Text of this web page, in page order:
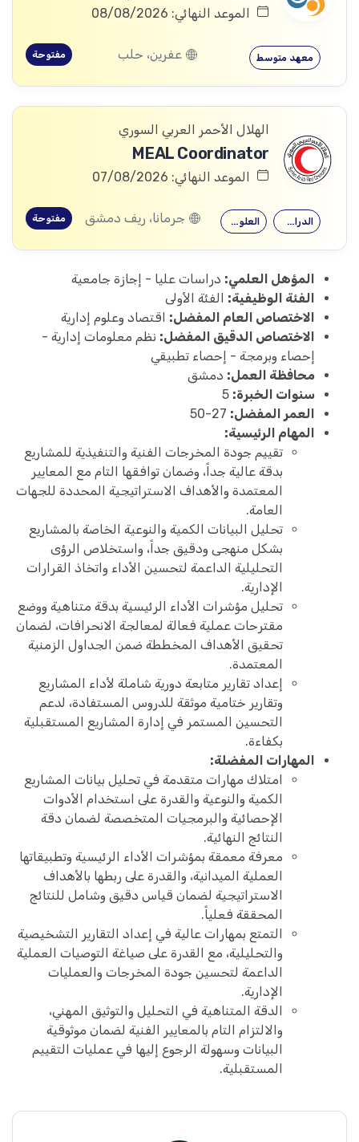
الموعد النهائي: 08/08/2026
معهد متوسط عفرين، حلب مفتوحة
الهلال الأحمر العربي السوري
MEAL Coordinator
الموعد النهائي: 07/08/2026
العلوم الاجتماعية الدراسات التنموية جرمانا، ريف دمشق مفتوحة
المؤهل العلمي: دراسات عليا - إجازة جامعية
الفئة الوظيفية: الفئة الأولى
الاختصاص العام المفضل: اقتصاد وعلوم إدارية
الاختصاص الدقيق المفضل: نظم معلومات إدارية -
إحصاء وبرمجة - إحصاء تطبيقي
محافظة العمل: دمشق
سنوات الخبرة:
العمر المفضل:
المهام الرئيسية:
تقييم جودة المخرجات الفنية والتنفيذية للمشاريع
بدقة عالية جداً، وضمان توافقها التام مع المعايير
المعتمدة والأهداف الاستراتيجية المحددة للجهات
العامة.
تحليل البيانات الكمية والنوعية الخاصة بالمشاريع
بشكل منهجى ودقيق جداً، واستخلاص الرؤى
التحليلية الداعمة لتحسين الأداء واتخاذ القرارات
الإدارية.
تحليل مؤشرات الأداء الرئيسية بدقة متناهية ووضع
مقترحات عملية فعالة لمعالجة الانحرافات، لضمان
تحقيق الأهداف المخططة ضمن الجداول الزمنية
المعتمدة.
إعداد تقارير متابعة دورية شاملة لأداء المشاريع
وتقارير ختامية موثقة للدروس المستفادة، لدعم
التحسين المستمر في إدارة المشاريع المستقبلية
بكفاءة.
المهارات المفضلة:
امتلاك مهارات متقدمة في تحليل بيانات المشاريع
الكمية والنوعية والقدرة على استخدام الأدوات
الإحصائية والبرمجيات المتخصصة لضمان دقة
النتائج النهائية.
معرفة معمقة بمؤشرات الأداء الرئيسية وتطبيقاتها
العملية الميدانية، والقدرة على ربطها بالأهداف
الاستراتيجية لضمان قياس دقيق وشامل للنتائج
المحققة فعلياً.
التمتع بمهارات عالية في إعداد التقارير التشخيصية
والتحليلية، مع القدرة على صياغة التوصيات العملية
الداعمة لتحسين جودة المخرجات والعمليات
الإدارية.
الدقة المتناهية في التحليل والتوثيق المهني،
والالتزام التام بالمعايير الفنية لضمان موثوقية
البيانات وسهولة الرجوع إليها في عمليات التقييم
المستقبلية.